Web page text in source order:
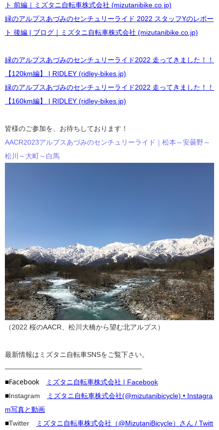
ト 前編｜ミズタニ自転車株式会社 (mizutanibike.co.jp)
緑のアルプスあづみのセンチュリーライド 2022 スタッフYのレポー
ト 後編 | ブログ｜ミズタニ自転車株式会社 (mizutanibike.co.jp)
緑のアルプスあづみのセンチュリーライド2022 走ってきました！！
【120km編】 | RIDLEY (ridley-bikes.jp)
緑のアルプスあづみのセンチュリーライド2022 走ってきました！！
【160km編】 | RIDLEY (ridley-bikes.jp)
皆様のご参加を、お待ちしております！
AACR2023アルプスあづみのセンチュリーライド｜松本～安曇野～
松川～大町～白馬
（2022 桜のAACR、松川大橋から望む北アルプス）
最新情報はミズタニ自転車SNSをご覧下さい。
————————————————————
■Facebook ミズタニ自転車株式会社 | Facebook
■Instagram
ミズタニ自転車株式会社(@mizutanibicycle) • Instagra
m写真と動画
■Twitter
ミズタニ自転車株式会社（@MizutaniBicycle）さん / Twitt